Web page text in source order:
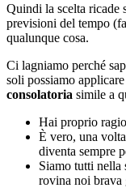
Quindi la scelta ricade
previsioni del tempo
qualunque cosa.
Ci lagniamo perché
soli possiamo
consolatoria simile a
Hai proprio
È vero, una
diventa sempre
Siamo tutti nella
rovina noi brava